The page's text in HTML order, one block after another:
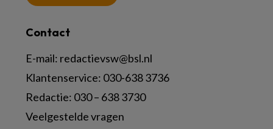
Contact
E-mail: redactievsw@bsl.nl
Klantenservice: 030-638 3736
Redactie: 030 – 638 3730
Veelgestelde vragen